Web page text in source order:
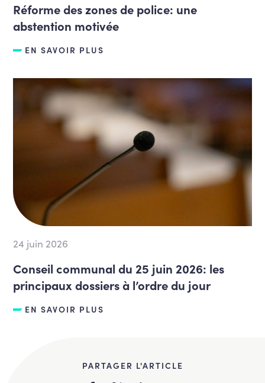
Réforme des zones de police: une
abstention motivée
EN SAVOIR PLUS
24 juin 2026
Conseil communal du 25 juin 2026: les
principaux dossiers à l’ordre du jour
EN SAVOIR PLUS
PARTAGER L'ARTICLE